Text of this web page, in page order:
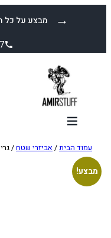
מבצע על כל הרמפות →
עמוד הבית/אביזרי שטח/
מבצע!